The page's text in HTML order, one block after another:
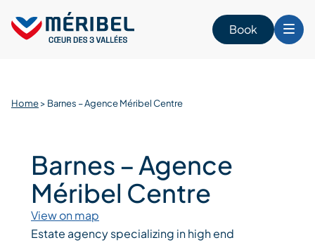
content
Book
Home> Barnes – Agence Méribel Centre
Barnes – Agence
Méribel Centre
View on map
Estate agency specializing in high end